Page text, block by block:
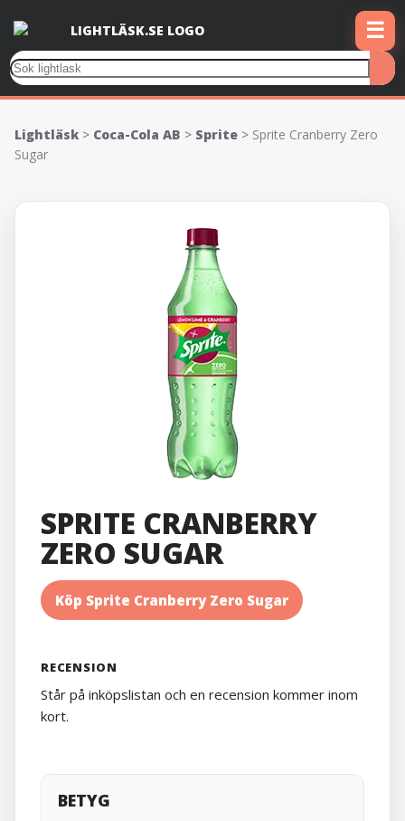
☰
Lightläsk > Coca-Cola AB > Sprite > Sprite Cranberry Zero
Sugar
SPRITE CRANBERRY
ZERO SUGAR
Köp Sprite Cranberry Zero Sugar
RECENSION
Står på inköpslistan och en recension kommer inom
kort.
BETYG